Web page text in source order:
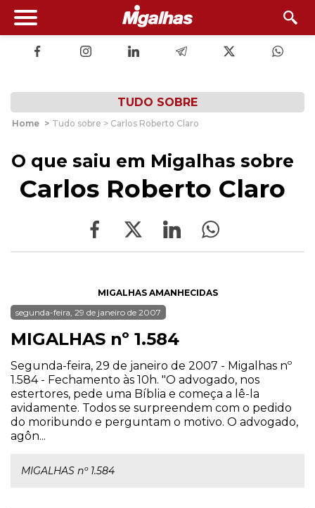
TUDO SOBRE
Home > Tudo sobre > Carlos Roberto Claro
O que saiu em Migalhas sobre
Carlos Roberto Claro
MIGALHAS AMANHECIDAS
segunda-feira, 29 de janeiro de 2007
MIGALHAS nº 1.584
Segunda-feira, 29 de janeiro de 2007 - Migalhas nº
1.584 - Fechamento às 10h. "O advogado, nos
estertores, pede uma Bíblia e começa a lê-la
avidamente. Todos se surpreendem com o pedido
do moribundo e perguntam o motivo. O advogado,
agôn...
MIGALHAS nº 1.584